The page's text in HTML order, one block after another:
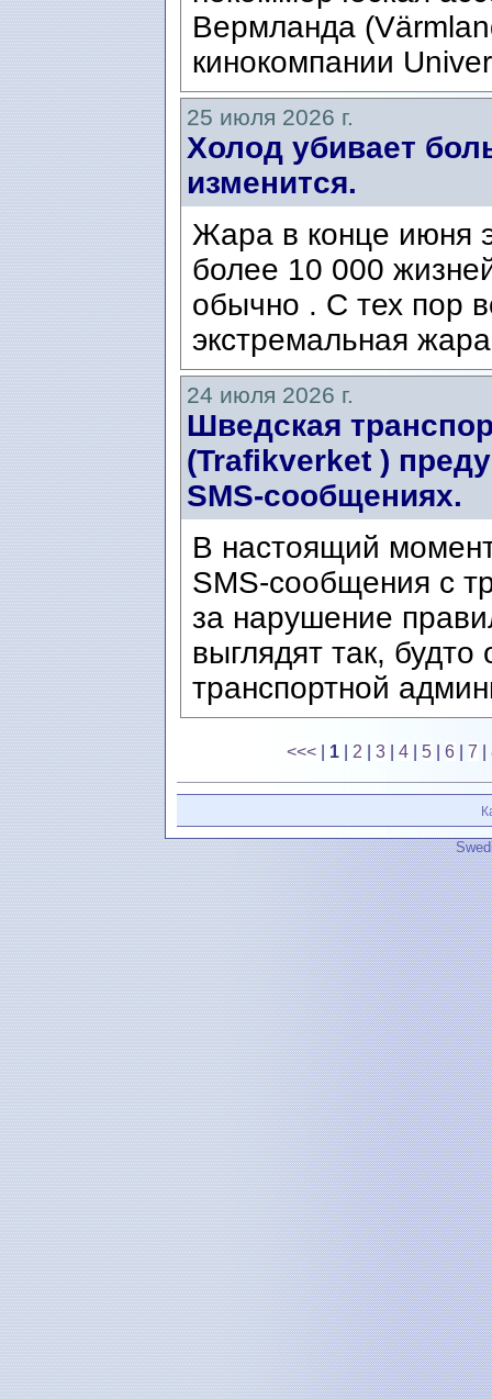
Вермланда
кинокомпании
25 июля 2026 г.
Холод убивает
изменится.
Жара в конце июня
более 10 000
обычно . С тех пор
экстремальная
24 июля 2026 г.
Шведская
(Trafikverket )
SMS-сообщениях.
В настоящий
SMS-сообщения с
за нарушение
выглядят так,
транспортной
<<< 1 2 |3 |4 5 |6 |7 |